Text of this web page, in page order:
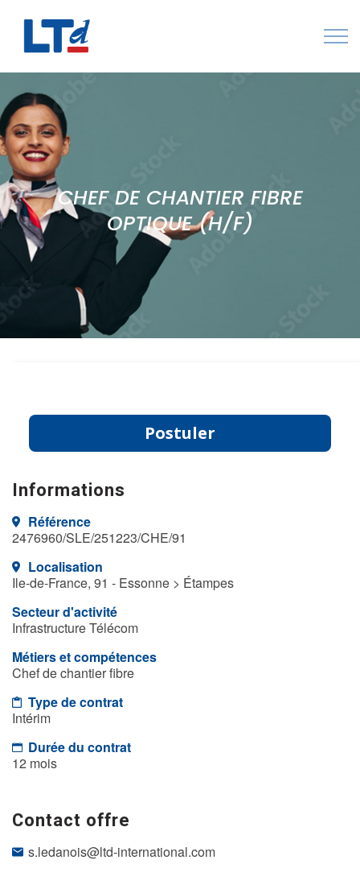
Numéro Vert : 0805 034 036
Qui sommes-nous
Rejoignez LTd
Contactez-nousCHEF DE CHANTIER FIBRE
OPTIQUE (H/F)
Postuler
Informations
Référence
2476960/SLE/251223/CHE/91
Localisation
Ile-de-France, 91 - Essonne > Étampes
Secteur d'activité
Infrastructure Télécom
Métiers et compétences
Chef de chantier fibre
Type de contrat
Intérim
Durée du contrat
12 mois
Contact offre
s.ledanois@ltd-international.com